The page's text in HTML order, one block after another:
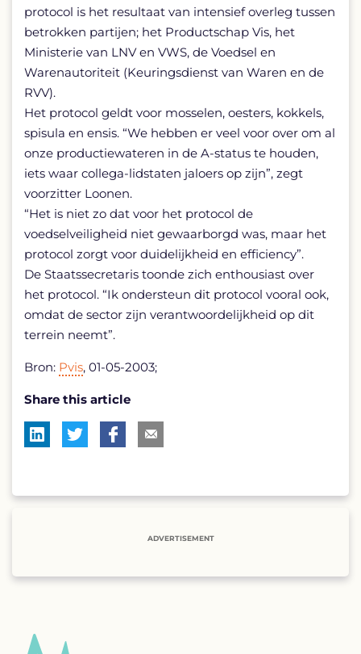
protocol is het resultaat van intensief overleg tussen
betrokken partijen; het Productschap Vis, het
Ministerie van LNV en VWS, de Voedsel en
Warenautoriteit (Keuringsdienst van Waren en de
RVV).
Het protocol geldt voor mosselen, oesters, kokkels,
spisula en ensis. “We hebben er veel voor over om al
onze productiewateren in de A-status te houden,
iets waar collega-lidstaten jaloers op zijn”, zegt
voorzitter Loonen.
“Het is niet zo dat voor het protocol de
voedselveiligheid niet gewaarborgd was, maar het
protocol zorgt voor duidelijkheid en efficiency”.
De Staatssecretaris toonde zich enthousiast over
het protocol. “Ik ondersteun dit protocol vooral ook,
omdat de sector zijn verantwoordelijkheid op dit
terrein neemt”.
Bron: Pvis, 01-05-2003;
Share this article
ADVERTISEMENT